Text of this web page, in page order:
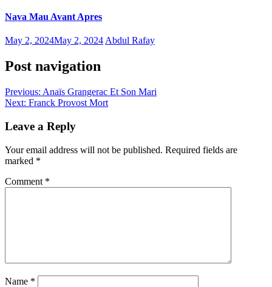
Nava Mau Avant Apres
May 2, 2024May 2, 2024 Abdul Rafay
Post navigation
Previous: Anaïs Grangerac Et Son Mari
Next: Franck Provost Mort
Leave a Reply
Your email address will not be published. Required fields are
marked *
Comment *
Name *